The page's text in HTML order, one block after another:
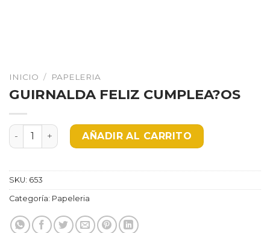
INICIO / PAPELERIA
GUIRNALDA FELIZ CUMPLEA?OS
GUIRNALDA FELIZ CUMPLEA?OS cantidad
AÑADIR AL CARRITO
SKU: 653
Categoría: Papeleria